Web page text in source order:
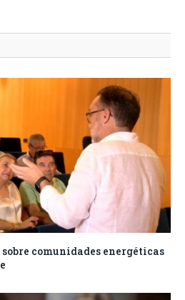
comunidades energéticas